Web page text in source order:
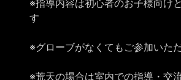
※指導内容は初心者のお子様向け
す
※グローブがなくてもご参加いた
※荒天の場合は室内での指導・交